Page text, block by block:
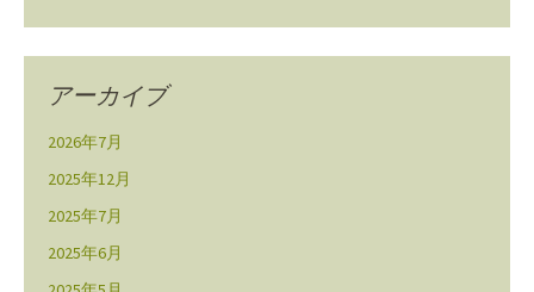
アーカイブ
2026年7月
2025年12月
2025年7月
2025年6月